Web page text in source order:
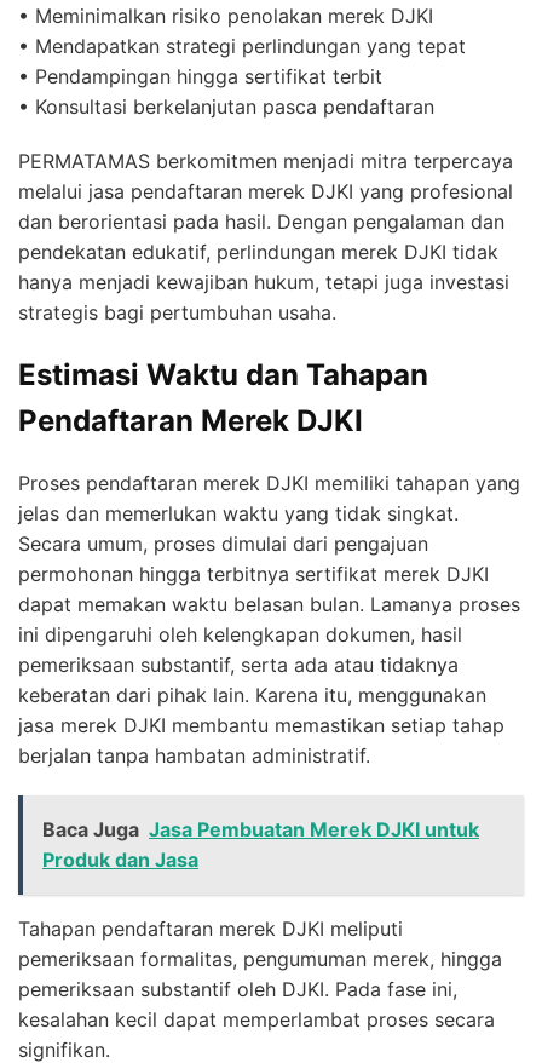
• Meminimalkan risiko penolakan merek DJKI
• Mendapatkan strategi perlindungan yang tepat
• Pendampingan hingga sertifikat terbit
• Konsultasi berkelanjutan pasca pendaftaran
PERMATAMAS berkomitmen menjadi mitra terpercaya
melalui jasa pendaftaran merek DJKI yang profesional
dan berorientasi pada hasil. Dengan pengalaman dan
pendekatan edukatif, perlindungan merek DJKI tidak
hanya menjadi kewajiban hukum, tetapi juga investasi
strategis bagi pertumbuhan usaha.
Estimasi Waktu dan Tahapan
Pendaftaran Merek DJKI
Proses pendaftaran merek DJKI memiliki tahapan yang
jelas dan memerlukan waktu yang tidak singkat.
Secara umum, proses dimulai dari pengajuan
permohonan hingga terbitnya sertifikat merek DJKI
dapat memakan waktu belasan bulan. Lamanya proses
ini dipengaruhi oleh kelengkapan dokumen, hasil
pemeriksaan substantif, serta ada atau tidaknya
keberatan dari pihak lain. Karena itu, menggunakan
jasa merek DJKI membantu memastikan setiap tahap
berjalan tanpa hambatan administratif.
Baca Juga Jasa Pembuatan Merek DJKI untuk
Produk dan Jasa
Tahapan pendaftaran merek DJKI meliputi
pemeriksaan formalitas, pengumuman merek, hingga
pemeriksaan substantif oleh DJKI. Pada fase ini,
kesalahan kecil dapat memperlambat proses secara
signifikan.